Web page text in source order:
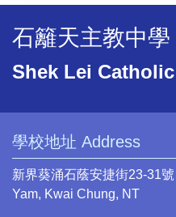
石籬天主教中學
Shek Lei
學校地址 Address
新界葵涌石蔭安捷街23-31
Yam, Kwai Chung, NT